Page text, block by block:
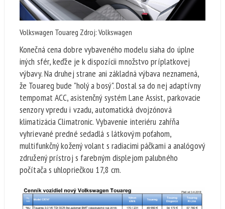
Volkswagen Touareg Zdroj: Volkswagen
Konečná cena dobre vybaveného modelu siaha do úplne
iných sfér, keďže je k dispozícii množstvo príplatkovej
výbavy. Na druhej strane ani základná výbava neznamená,
že Touareg bude "holý a bosý". Dostal sa do nej adaptívny
tempomat ACC, asistenčný systém Lane Assist, parkovacie
senzory vpredu i vzadu, automatická dvojzónová
klimatizácia Climatronic. Vybavenie interiéru zahŕňa
vyhrievané predné sedadlá s látkovým poťahom,
multifunkčný kožený volant s radiacimi páčkami a analógový
združený prístroj s farebným displejom palubného
počítača s uhlopriečkou 17,8 cm.